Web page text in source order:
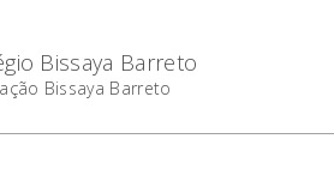
Bissaya Barreto
Bissaya Barreto